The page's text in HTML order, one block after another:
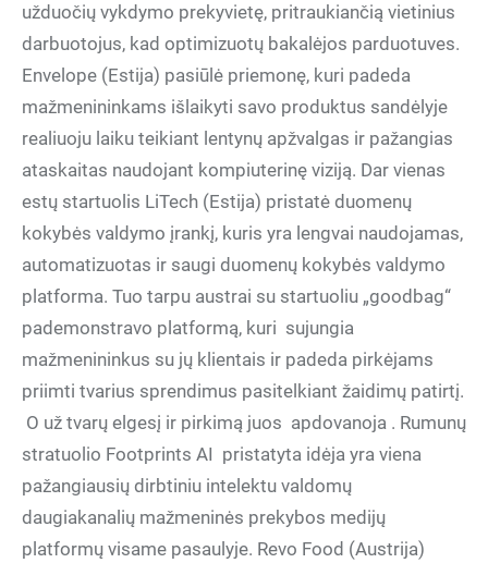
užduočių vykdymo prekyvietę, pritraukiančią vietinius
darbuotojus, kad optimizuotų bakalėjos parduotuves.
Envelope (Estija) pasiūlė priemonę, kuri padeda
mažmenininkams išlaikyti savo produktus sandėlyje
realiuoju laiku teikiant lentynų apžvalgas ir pažangias
ataskaitas naudojant kompiuterinę viziją. Dar vienas
estų startuolis LiTech (Estija) pristatė duomenų
kokybės valdymo įrankį, kuris yra lengvai naudojamas,
automatizuotas ir saugi duomenų kokybės valdymo
platforma. Tuo tarpu austrai su startuoliu „goodbag“
pademonstravo platformą, kuri sujungia
mažmenininkus su jų klientais ir padeda pirkėjams
priimti tvarius sprendimus pasitelkiant žaidimų patirtį.
O už tvarų elgesį ir pirkimą juos apdovanoja . Rumunų
stratuolio Footprints AI pristatyta idėja yra viena
pažangiausių dirbtiniu intelektu valdomų
daugiakanalių mažmeninės prekybos medijų
platformų visame pasaulyje. Revo Food (Austrija)